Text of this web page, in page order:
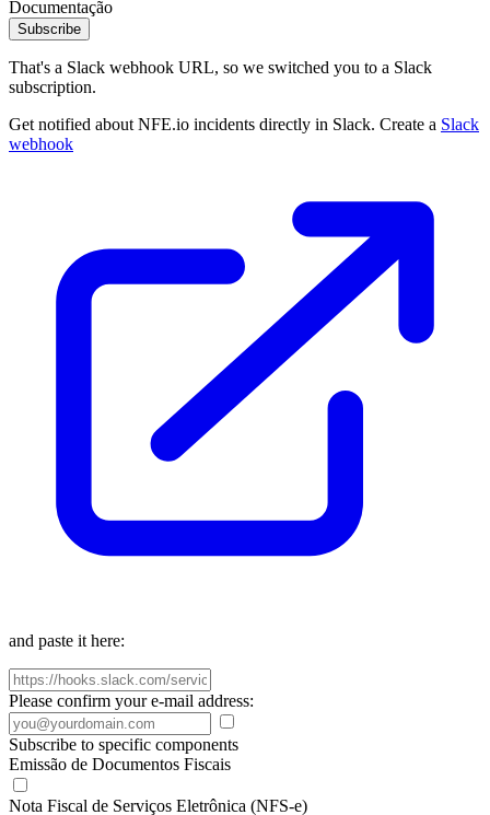
Documentação
Subscribe
That's a Slack webhook URL, so we switched you to a Slack
subscription.
Get notified about NFE.io incidents directly in Slack. Create a Slack
webhook
and paste it here:
Please confirm your e-mail address:
Subscribe to specific components
Emissão de Documentos Fiscais
Nota Fiscal de Serviços Eletrônica (NFS-e)